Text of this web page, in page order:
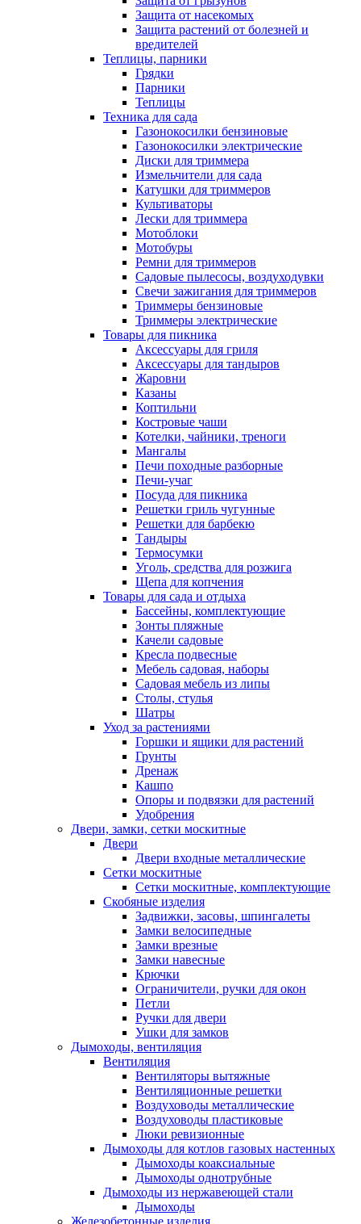
Защита от насекомых
Защита растений от болезней и
вредителей
Теплицы, парники
Грядки
Парники
Теплицы
Техника для сада
Газонокосилки бензиновые
Газонокосилки электрические
Диски для триммера
Измельчители для сада
Катушки для триммеров
Культиваторы
Лески для триммера
Мотоблоки
Мотобуры
Ремни для триммеров
Садовые пылесосы, воздуходувки
Свечи зажигания для триммеров
Триммеры бензиновые
Триммеры электрические
Товары для пикника
Аксессуары для гриля
Аксессуары для тандыров
Жаровни
Казаны
Коптильни
Костровые чаши
Котелки, чайники, треноги
Мангалы
Печи походные разборные
Печи-учаг
Посуда для пикника
Решетки гриль чугунные
Решетки для барбекю
Тандыры
Термосумки
Уголь, средства для розжига
Щепа для копчения
Товары для сада и отдыха
Бассейны, комплектующие
Зонты пляжные
Качели садовые
Кресла подвесные
Мебель садовая, наборы
Садовая мебель из липы
Столы, стулья
Шатры
Уход за растениями
Горшки и ящики для растений
Грунты
Дренаж
Кашпо
Опоры и подвязки для растений
Удобрения
Двери, замки, сетки москитные
Двери
Двери входные металлические
Сетки москитные
Сетки москитные, комплектующие
Скобяные изделия
Задвижки, засовы, шпингалеты
Замки велосипедные
Замки врезные
Замки навесные
Крючки
Ограничители, ручки для окон
Петли
Ручки для двери
Ушки для замков
Дымоходы, вентиляция
Вентиляция
Вентиляторы вытяжные
Вентиляционные решетки
Воздуховоды металлические
Воздуховоды пластиковые
Люки ревизионные
Дымоходы для котлов газовых настенных
Дымоходы коаксиальные
Дымоходы однотрубные
Дымоходы из нержавеющей стали
Дымоходы
Железобетонные изделия